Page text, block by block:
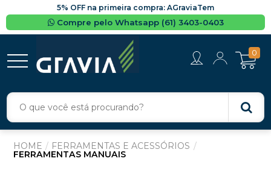
5% OFF na primeira compra: AGraviaTem
Compre pelo Whatsapp (61) 3403-0403
0
FERRAMENTAS E ACESSÓRIOS
FERRAMENTAS MANUAIS